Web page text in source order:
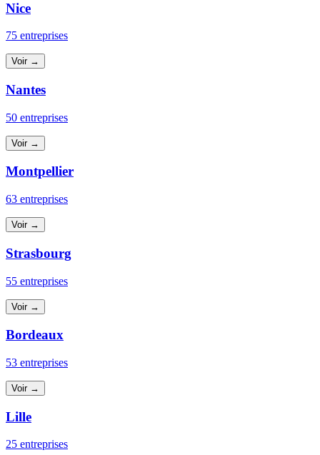
Nice
75 entreprises
Voir →
Nantes
50 entreprises
Voir →
Montpellier
63 entreprises
Voir →
Strasbourg
55 entreprises
Voir →
Bordeaux
53 entreprises
Voir →
Lille
25 entreprises